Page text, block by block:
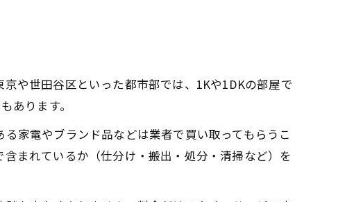
ト
や世田谷区といった都市部では、1Kや1DKの部屋で
あります。
家電やブランド品などは業者で買い取ってもらうこ
まれているか（仕分け・搬出・処分・清掃など）を